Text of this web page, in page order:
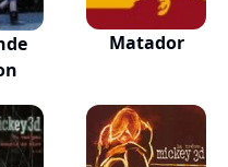
Matador